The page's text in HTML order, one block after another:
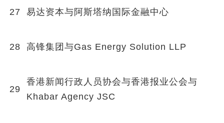
27 易达资本与阿斯塔纳国际金融中心
28 高锋集团与Gas Energy Solution LLP
29
香港新闻行政人员协会与香港报业公会与
Khabar Agency JSC